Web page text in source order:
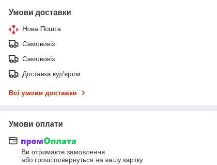
Умови доставки
Нова Пошта
Самовивіз
Самовивіз
Доставка кур'єром
Всі умови доставки
Умови оплати
Ви отримаєте замовлення
або гроші повернуться на вашу картку